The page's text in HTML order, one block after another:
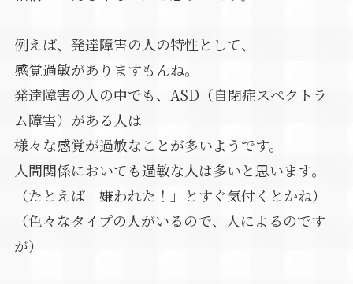
例えば、発達障害の人の特性として、
感覚過敏がありますもんね。
発達障害の人の中でも、ASD（自閉症スペクトラ
ム障害）がある人は
様々な感覚が過敏なことが多いようです。
人間関係においても過敏な人は多いと思います。
（たとえば「嫌われた！」とすぐ気付くとかね）
（色々なタイプの人がいるので、人によるのです
が）